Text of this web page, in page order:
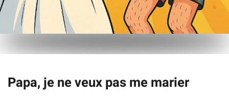
Papa, je ne veux pas me marier